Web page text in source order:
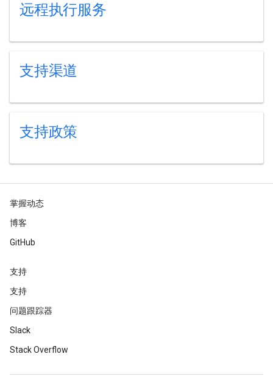
远程执行服务
支持渠道
支持政策
掌握动态
博客
GitHub
支持
支持
问题跟踪器
Slack
Stack Overflow